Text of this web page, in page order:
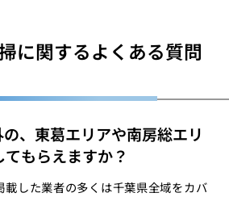
に関するよくある質問
、東葛エリアや南房総エリ
もらえますか？
載した業者の多くは千葉県全域をカバ